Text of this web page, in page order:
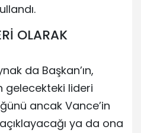
OLARAK
da Başkan’ın,
gelecekteki lideri
ancak Vance’in
ya da ona